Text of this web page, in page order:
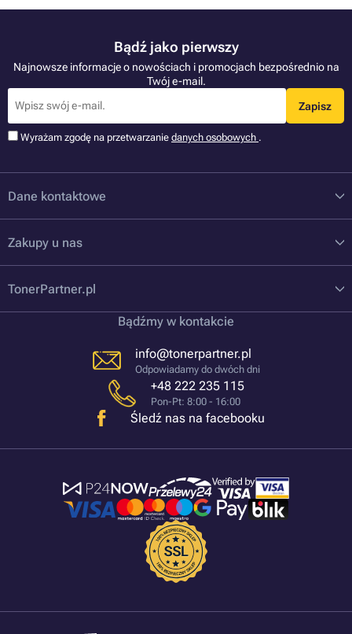
Bądź jako pierwszy
Najnowsze informacje o nowościach i promocjach bezpośrednio na
Twój e-mail.
Zapisz
Wyrażam zgodę na przetwarzanie danych osobowych .
Dane kontaktowe
Zakupy u nas
TonerPartner.pl
Bądźmy w kontakcie
info@tonerpartner.pl
Odpowiadamy do dwóch dni
+48 222 235 115
Pon-Pt: 8:00 - 16:00
Śledź nas na facebooku